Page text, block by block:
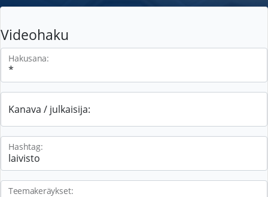
Videohaku
Hakusana:
Kanava / julkaisija:
Hashtag:
Teemakeräykset: